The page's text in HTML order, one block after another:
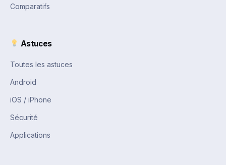
Comparatifs
Astuces
Toutes les astuces
Android
iOS / iPhone
Sécurité
Applications